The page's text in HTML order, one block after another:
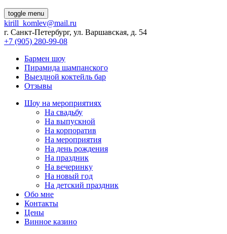
toggle menu
kirill_komlev@mail.ru
г. Санкт-Петербург, ул. Варшавская, д. 54
+7 (905) 280-99-08
Бармен шоу
Пирамида шампанского
Выездной коктейль бар
Отзывы
Шоу на мeроприятиях
На свaдьбу
Нa выпускной
На корпоратив
На мeроприятия
На день рождения
На праздник
На вечеринку
Нa новый год
На детский праздник
Обо мне
Контакты
Цeны
Винное казино